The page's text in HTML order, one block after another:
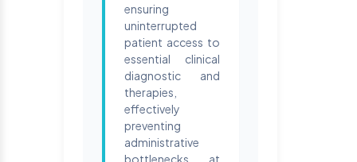
ensuring
uninterrupted
patient access to
essential clinical
diagnostic and
therapies,
effectively
preventing
administrative
bottlenecks at